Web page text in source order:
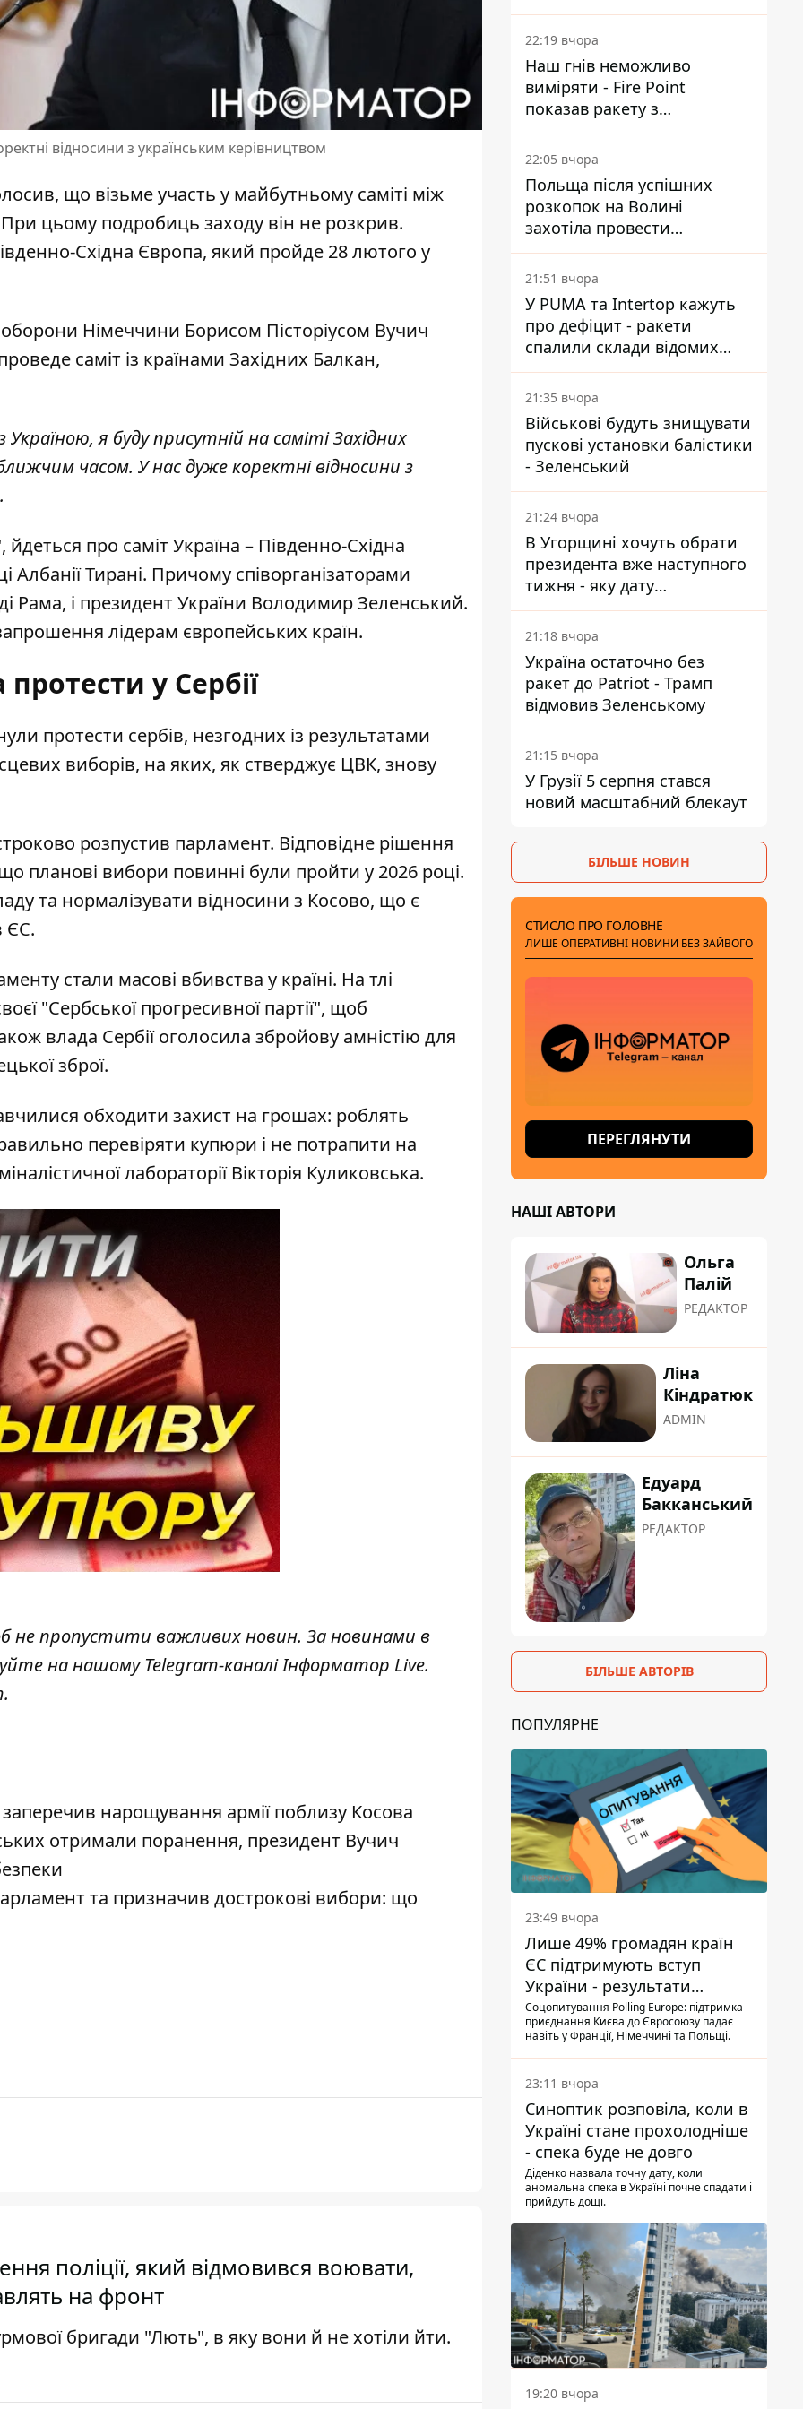
відносини з українським керівництвом
що візьме участь у майбутньому саміті між
цьому подробиць заходу він не розкрив.
Східна Європа, який пройде 28 лютого у
оборони Німеччини Борисом Пісторіусом Вучич
саміт із країнами Західних Балкан,
я буду присутній на саміті Західних
часом. У нас дуже коректні відносини з
про саміт Україна – Південно-Східна
Тирані. Причому співорганізаторами
Рама, і президент України Володимир Зеленський.
лідерам європейських країн.
у Сербії
протести сербів, незгодних із результатами
виборів, на яких, як стверджує ЦВК, знову
розпустив парламент. Відповідне рішення
планові вибори повинні були пройти у 2026 році.
та нормалізувати відносини з Косово, що є
ЄС.
стали масові вбивства у країні. На тлі
"Сербської прогресивної партії", щоб
влада Сербії оголосила збройову амністію для
зброї.
обходити захист на грошах: роблять
перевіряти купюри і не потрапити на
лабораторії Вікторія Куликовська.
не пропустити важливих новин. За новинами в
на нашому Telegram-каналіІнформатор Live.
.
нарощування армії поблизу Косова
отримали поранення, президент Вучич
та призначив дострокові вибори: що
поліції, який відмовився воювати,
на фронт
бригади "Лють", в яку вони й не хотіли йти.
Reuters розкрили деталі
22:19 вчора
Наш гнів неможливо
виміряти - Fire Point
показав ракету з
загадковою позначкою 723
22:05 вчора
Польща після успішних
розкопок на Волині
захотіла провести
ексгумацію у нових місцях
21:51 вчора
У PUMA та Intertop кажуть
про дефіцит - ракети
спалили склади відомих
брендів
21:35 вчора
Військові будуть знищувати
пускові установки балістики
- Зеленський
21:24 вчора
В Угорщині хочуть обрати
президента вже наступного
тижня - яку дату
пропонують
21:18 вчора
Україна остаточно без
ракет до Patriot - Трамп
відмовив Зеленському
21:15 вчора
У Грузії 5 серпня стався
новий масштабний блекаут
БІЛЬШЕ НОВИН
СТИСЛО ПРО ГОЛОВНЕ
ЛИШЕ ОПЕРАТИВНІ НОВИНИ БЕЗ ЗАЙВОГО
ПЕРЕГЛЯНУТИ
НАШІ АВТОРИ
Ольга
Палій
РЕДАКТОР
Ліна
Кіндратюк
ADMIN
Едуард
Бакканський
РЕДАКТОР
БІЛЬШЕ АВТОРІВ
ПОПУЛЯРНЕ
23:49 вчора
Лише 49% громадян країн
ЄС підтримують вступ
України - результати
опитування
Соцопитування Polling Europe: підтримка
приєднання Києва до Євросоюзу падає
навіть у Франції, Німеччині та Польщі.
23:11 вчора
Синоптик розповіла, коли в
Україні стане прохолодніше
- спека буде не довго
Діденко назвала точну дату, коли
аномальна спека в Україні почне спадати і
прийдуть дощі.
19:20 вчора